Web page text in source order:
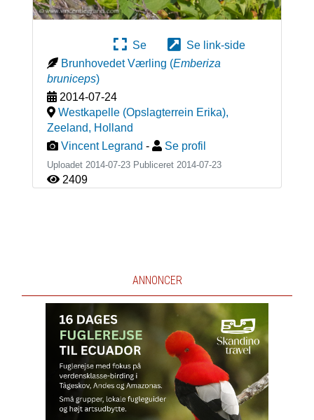
Se
Se link-side
Brunhovedet Værling (Emberiza
bruniceps)
2014-07-24
Westkapelle (Opslagterrein Erika),
Zeeland, Holland
Vincent Legrand - Se profil
Uploadet 2014-07-23 Publiceret 2014-07-23
2409
ANNONCER